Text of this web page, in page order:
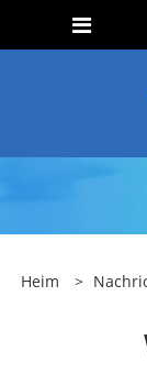
Heim >